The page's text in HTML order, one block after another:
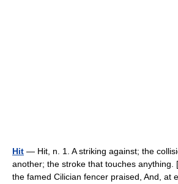
Hit — Hit, n. 1. A striking against; the
another; the stroke that touches anything.
the famed Cilician fencer praised, And, at